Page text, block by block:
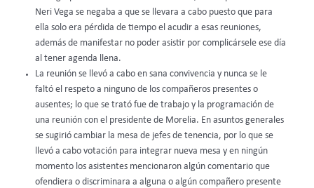
Neri Vega se negaba a que se llevara a cabo puesto que para
ella solo era pérdida de tiempo el acudir a esas reuniones,
además de manifestar no poder asistir por complicársele ese día
al tener agenda llena.
La reunión se llevó a cabo en sana convivencia y nunca se le
faltó el respeto a ninguno de los compañeros presentes o
ausentes; lo que se trató fue de trabajo y la programación de
una reunión con el presidente de Morelia. En asuntos generales
se sugirió cambiar la mesa de jefes de tenencia, por lo que se
llevó a cabo votación para integrar nueva mesa y en ningún
momento los asistentes mencionaron algún comentario que
ofendiera o discriminara a alguna o algún compañero presente